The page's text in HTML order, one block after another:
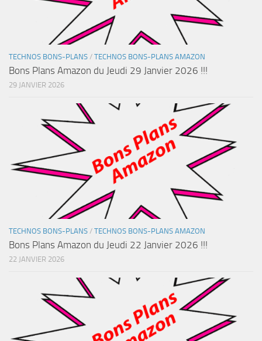
TECHNOS BONS-PLANS / TECHNOS BONS-PLANS AMAZON
Bons Plans Amazon du Jeudi 29 Janvier 2026 !!!
29 JANVIER 2026
TECHNOS BONS-PLANS / TECHNOS BONS-PLANS AMAZON
Bons Plans Amazon du Jeudi 22 Janvier 2026 !!!
22 JANVIER 2026